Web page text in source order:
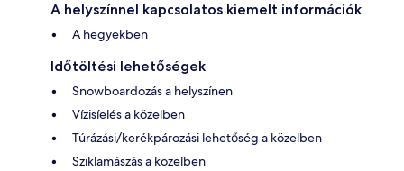
A helyszínnel kapcsolatos kiemelt információk
A hegyekben
Időtöltési lehetőségek
Snowboardozás a helyszínen
Vízisíelés a közelben
Túrázási/kerékpározási lehetőség a közelben
Sziklamászás a közelben